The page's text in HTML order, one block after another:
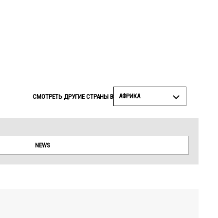
СМОТРЕТЬ ДРУГИЕ СТРАНЫ В АФРИКА
NEWS